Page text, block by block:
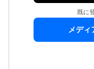
既に
メディ